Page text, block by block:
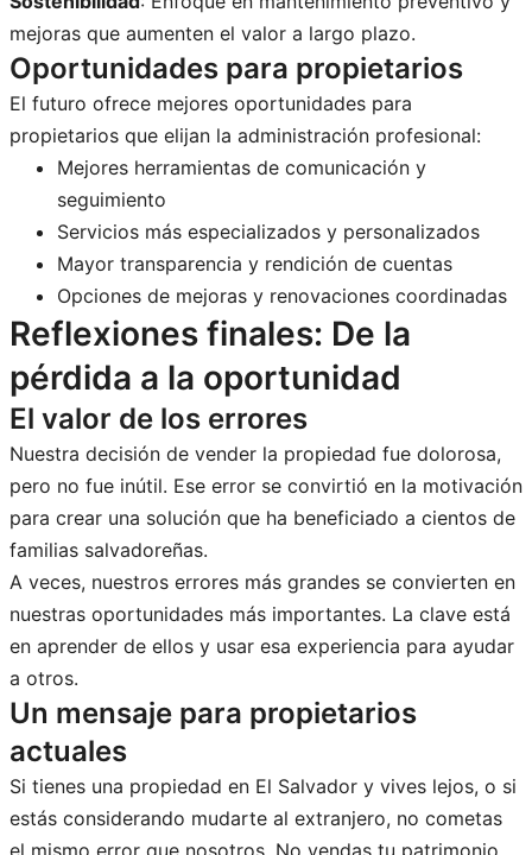
mejoras que aumenten el valor a largo plazo.
Oportunidades para propietarios
El futuro ofrece mejores oportunidades para
propietarios que elijan la administración profesional:
Mejores herramientas de comunicación y
seguimiento
Servicios más especializados y personalizados
Mayor transparencia y rendición de cuentas
Opciones de mejoras y renovaciones coordinadas
Reflexiones finales: De la
pérdida a la oportunidad
El valor de los errores
Nuestra decisión de vender la propiedad fue dolorosa,
pero no fue inútil. Ese error se convirtió en la motivación
para crear una solución que ha beneficiado a cientos de
familias salvadoreñas.
A veces, nuestros errores más grandes se convierten en
nuestras oportunidades más importantes. La clave está
en aprender de ellos y usar esa experiencia para ayudar
a otros.
Un mensaje para propietarios
actuales
Si tienes una propiedad en El Salvador y vives lejos, o si
estás considerando mudarte al extranjero, no cometas
el mismo error que nosotros. No vendas tu patrimonio